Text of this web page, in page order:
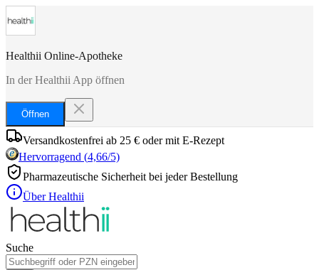
Healthii Online-Apotheke
In der Healthii App öffnen
Öffnen
Versandkostenfrei ab 25 € oder mit E-Rezept
Hervorragend (4,66/5)
Pharmazeutische Sicherheit bei jeder Bestellung
Über Healthii
Suche